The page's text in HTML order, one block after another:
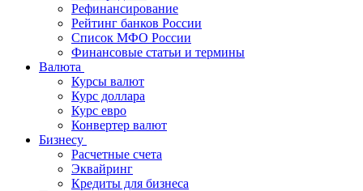
Рефинансирование
Рейтинг банков России
Список МФО России
Финансовые статьи и термины
Валюта
Курсы валют
Курс доллара
Курс евро
Конвертер валют
Бизнесу
Расчетные счета
Эквайринг
Кредиты для бизнеса